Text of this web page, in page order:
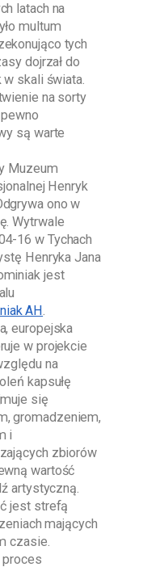
latach na
multum
tych
dojrzał do
skali świata.
na sorty
są warte
Muzeum
Henryk
ono w
Wytrwale
16 w Tychach
Henryka Jana
jest
AH.
europejska
w projekcie
na
kapsułę
się
gromadzeniem,
i
zbiorów
wartość
artystyczną.
jest strefą
mających
czasie.
proces